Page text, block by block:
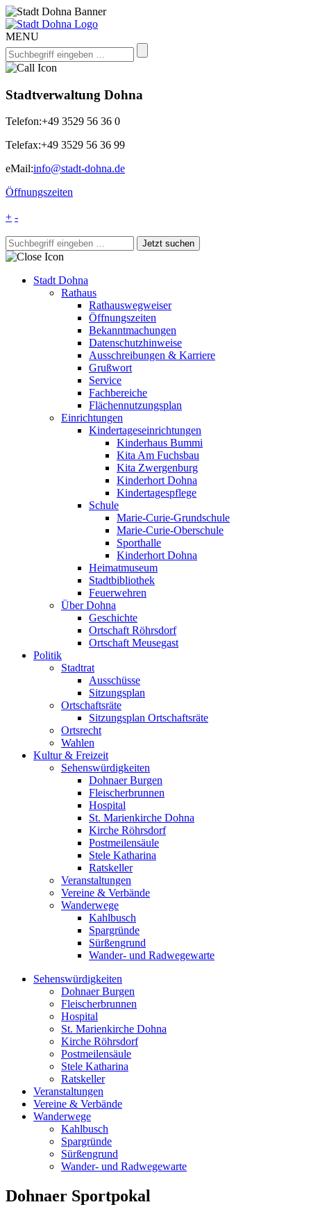
MENU
Stadtverwaltung Dohna
Telefon:+49 3529 56 36 0
Telefax:+49 3529 56 36 99
eMail:info@stadt-dohna.de
Öffnungszeiten
+ -
Stadt Dohna
Rathaus
Rathauswegweiser
Öffnungszeiten
Bekanntmachungen
Datenschutzhinweise
Ausschreibungen & Karriere
Grußwort
Service
Fachbereiche
Flächennutzungsplan
Einrichtungen
Kindertageseinrichtungen
Kinderhaus Bummi
Kita Am Fuchsbau
Kita Zwergenburg
Kinderhort Dohna
Kindertagespflege
Schule
Marie-Curie-Grundschule
Marie-Curie-Oberschule
Sporthalle
Kinderhort Dohna
Heimatmuseum
Stadtbibliothek
Feuerwehren
Über Dohna
Geschichte
Ortschaft Röhrsdorf
Ortschaft Meusegast
Politik
Stadtrat
Ausschüsse
Sitzungsplan
Ortschaftsräte
Sitzungsplan Ortschaftsräte
Ortsrecht
Wahlen
Kultur & Freizeit
Sehenswürdigkeiten
Dohnaer Burgen
Fleischerbrunnen
Hospital
St. Marienkirche Dohna
Kirche Röhrsdorf
Postmeilensäule
Stele Katharina
Ratskeller
Veranstaltungen
Vereine & Verbände
Wanderwege
Kahlbusch
Spargründe
Sürßengrund
Wander- und Radwegewarte
Sehenswürdigkeiten
Dohnaer Burgen
Fleischerbrunnen
Hospital
St. Marienkirche Dohna
Kirche Röhrsdorf
Postmeilensäule
Stele Katharina
Ratskeller
Veranstaltungen
Vereine & Verbände
Wanderwege
Kahlbusch
Spargründe
Sürßengrund
Wander- und Radwegewarte
Dohnaer Sportpokal